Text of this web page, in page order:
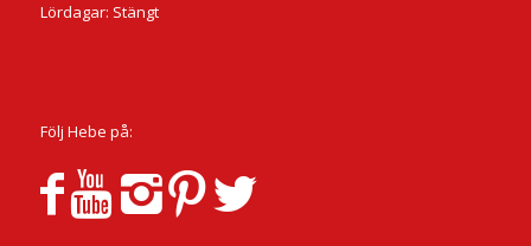
Lördagar: Stängt
Följ Hebe på: